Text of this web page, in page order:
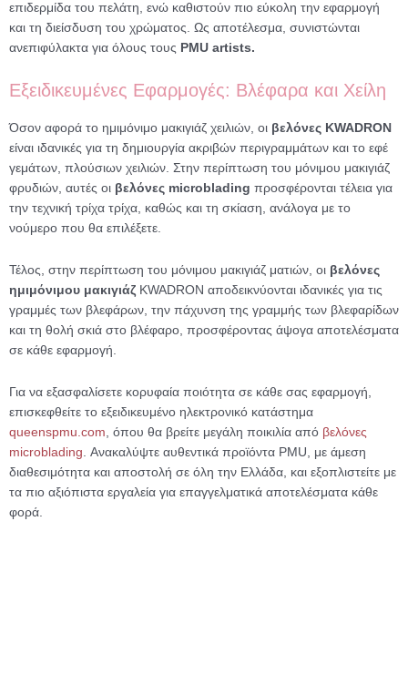
επιδερμίδα του πελάτη, ενώ καθιστούν πιο εύκολη την εφαρμογή
και τη διείσδυση του χρώματος. Ως αποτέλεσμα, συνιστώνται
ανεπιφύλακτα για όλους τους PMU artists.
Εξειδικευμένες Εφαρμογές: Βλέφαρα και Χείλη
Όσον αφορά το ημιμόνιμο μακιγιάζ χειλιών, οι βελόνες KWADRON
είναι ιδανικές για τη δημιουργία ακριβών περιγραμμάτων και το εφέ
γεμάτων, πλούσιων χειλιών. Στην περίπτωση του μόνιμου μακιγιάζ
φρυδιών, αυτές οι βελόνες microblading προσφέρονται τέλεια για
την τεχνική τρίχα τρίχα, καθώς και τη σκίαση, ανάλογα με το
νούμερο που θα επιλέξετε.
Τέλος, στην περίπτωση του μόνιμου μακιγιάζ ματιών, οι βελόνες
ημιμόνιμου μακιγιάζ KWADRON αποδεικνύονται ιδανικές για τις
γραμμές των βλεφάρων, την πάχυνση της γραμμής των βλεφαρίδων
και τη θολή σκιά στο βλέφαρο, προσφέροντας άψογα αποτελέσματα
σε κάθε εφαρμογή.
Για να εξασφαλίσετε κορυφαία ποιότητα σε κάθε σας εφαρμογή,
επισκεφθείτε το εξειδικευμένο ηλεκτρονικό κατάστημα
queenspmu.com, όπου θα βρείτε μεγάλη ποικιλία από βελόνες
microblading. Ανακαλύψτε αυθεντικά προϊόντα PMU, με άμεση
διαθεσιμότητα και αποστολή σε όλη την Ελλάδα, και εξοπλιστείτε με
τα πιο αξιόπιστα εργαλεία για επαγγελματικά αποτελέσματα κάθε
φορά.